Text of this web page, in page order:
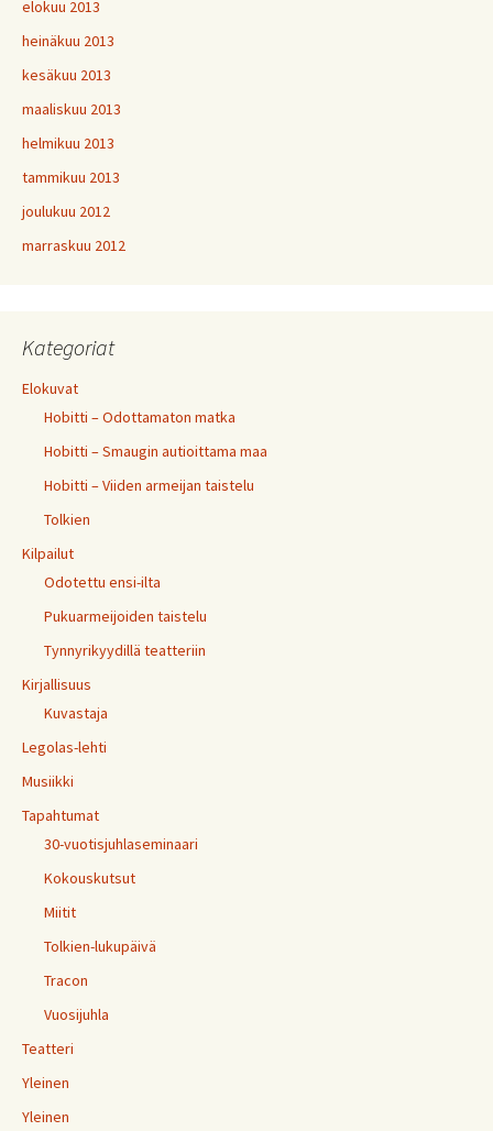
elokuu 2013
heinäkuu 2013
kesäkuu 2013
maaliskuu 2013
helmikuu 2013
tammikuu 2013
joulukuu 2012
marraskuu 2012
Kategoriat
Elokuvat
Hobitti – Odottamaton matka
Hobitti – Smaugin autioittama maa
Hobitti – Viiden armeijan taistelu
Tolkien
Kilpailut
Odotettu ensi-ilta
Pukuarmeijoiden taistelu
Tynnyrikyydillä teatteriin
Kirjallisuus
Kuvastaja
Legolas-lehti
Musiikki
Tapahtumat
30-vuotisjuhlaseminaari
Kokouskutsut
Miitit
Tolkien-lukupäivä
Tracon
Vuosijuhla
Teatteri
Yleinen
Yleinen